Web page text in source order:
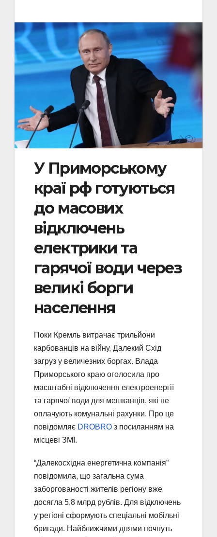
У Приморському
краї рф готуються
до масових
відключень
електрики та
гарячої води через
великі борги
населення
Поки Кремль витрачає трильйони
карбованців на війну, Далекий Схід
загруз у величезних боргах. Влада
Приморського краю оголосила про
масштабні відключення електроенергії
та гарячої води для мешканців, які не
оплачують комунальні рахунки. Про це
повідомляє DROBRO з посиланням на
місцеві ЗМІ.
“Далекосхідна енергетична компанія”
повідомила, що загальна сума
заборгованості жителів регіону вже
досягла 5,8 млрд рублів. Для відключень
у регіоні сформують спеціальні мобільні
бригади. Найближчими днями почнуть